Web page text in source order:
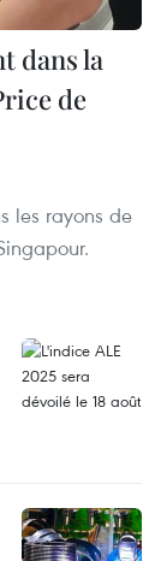
dans la
de
les rayons de